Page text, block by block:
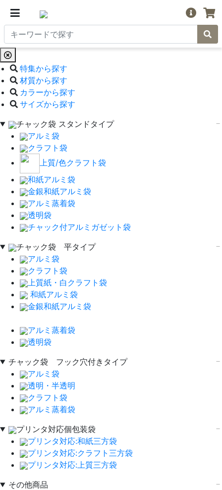
特集から探す
材質から探す
カラーから探す
サイズから探す
チャック袋 スタンドタイプ
アルミ袋
クラフト袋
上質/色クラフト袋
和紙アルミ袋
金銀和紙アルミ袋
アルミ蒸着袋
透明袋
チャック付アルミガゼット袋
チャック袋 平タイプ
アルミ袋
クラフト袋
上質紙・白クラフト袋
和紙アルミ袋
金銀和紙アルミ袋
アルミ蒸着袋
透明袋
チャック袋 フック穴付きタイプ
アルミ袋
透明・半透明
クラフト袋
アルミ蒸着袋
プリンタ対応個包装袋
プリンタ対応:和紙三方袋
プリンタ対応:クラフト三方袋
プリンタ対応:上質三方袋
その他商品